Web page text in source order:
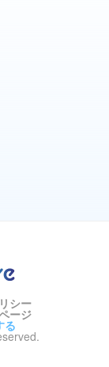
シー
ージ
る